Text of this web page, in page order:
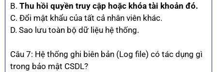
B. Thu hồi quyền truy cập hoặc khóa tài khoản đó.
C. Đổi mật khẩu của tất cả nhân viên khác.
D. Sao lưu toàn bộ dữ liệu hệ thống.
Câu 7: Hệ thống ghi biên bản (Log file) có tác dụng gì
trong bảo mật CSDL?